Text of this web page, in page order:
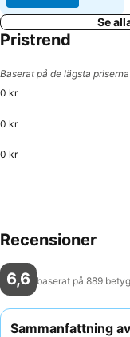
Se
Pristrend
Baserat på de lägsta
0 kr
0 kr
0 kr
Recensioner
6,6 baserat på 889
Sammanfattning